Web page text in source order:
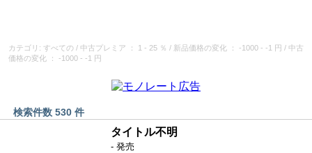
カテゴリ: すべての / 中古プレミア ： 1 - 25 ％ / 新品価格の変化 ： -1000 - -1 円 / 中古
価格の変化
： -1000 - -1 円
検索件数 530 件
タイトル不明
- 発売